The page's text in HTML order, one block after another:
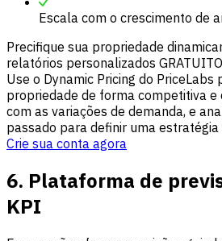
Escala com o crescimento de
Precifique sua propriedade
relatórios personalizados
Use o Dynamic Pricing do PriceLabs
propriedade de forma competitiva e
com as variações de demanda, e
passado para definir uma estratégia
Crie sua conta agora
6. Plataforma de
KPI